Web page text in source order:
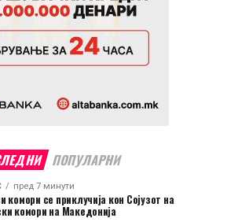
ПОПУЛАРНИ
пред 7 минути
комори се приклучија кон Сојузот на
комори на Македонија